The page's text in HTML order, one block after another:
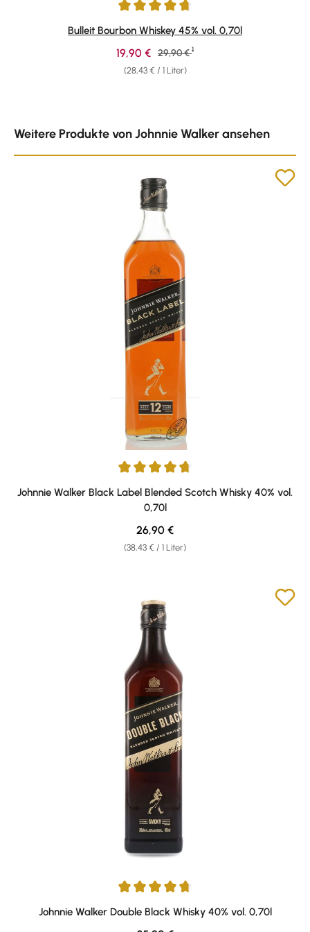
Durchschnittliche Bewertung von 4.69 von 5 Sternen
Bulleit Bourbon Whiskey 45% vol. 0,70l
(28,43 € / 1 Liter)
Verkaufspreis:
19,90 € Regulärer Preis:
29,90 € 1
Weitere Produkte von Johnnie Walker ansehen
Durchschnittliche Bewertung von 4.8 von 5 Sternen
Johnnie Walker Black Label Blended Scotch Whisky 40% vol.
0,70l
(38,43 € / 1 Liter)
Regulärer Preis:
26,90 €
Durchschnittliche Bewertung von 4.84 von 5 Sternen
Johnnie Walker Double Black Whisky 40% vol. 0,70l